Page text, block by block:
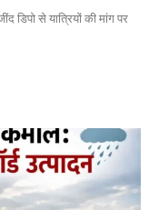
से यात्रियों की मांग पर